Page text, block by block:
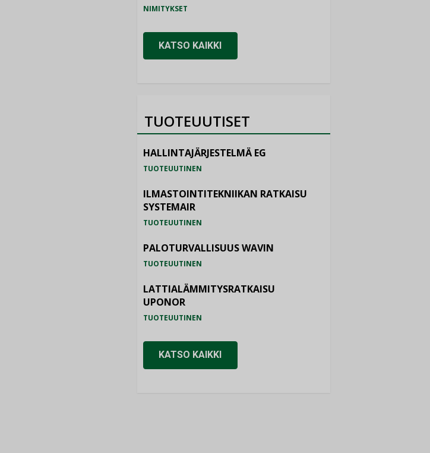
NIMITYKSET
KATSO KAIKKI
TUOTEUUTISET
HALLINTAJÄRJESTELMÄ EG
TUOTEUUTINEN
ILMASTOINTITEKNIIKAN RATKAISU
SYSTEMAIR
TUOTEUUTINEN
PALOTURVALLISUUS WAVIN
TUOTEUUTINEN
LATTIALÄMMITYSRATKAISU
UPONOR
TUOTEUUTINEN
KATSO KAIKKI